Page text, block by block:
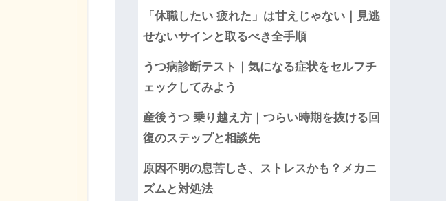
「休職したい 疲れた」は甘えじゃない｜見逃
せないサインと取るべき全手順
うつ病診断テスト｜気になる症状をセルフチ
ェックしてみよう
産後うつ 乗り越え方｜つらい時期を抜ける回
復のステップと相談先
原因不明の息苦しさ、ストレスかも？メカニ
ズムと対処法